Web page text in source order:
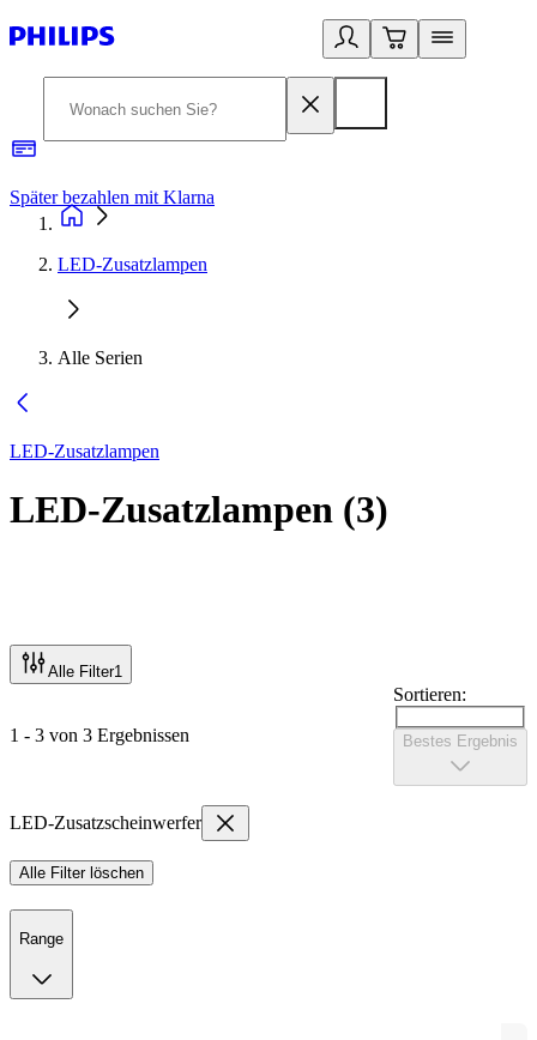
Später bezahlen mit Klarna
LED-Zusatzlampen
Alle Serien
LED-Zusatzlampen
LED-Zusatzlampen (3)
Alle Filter1
1 - 3 von 3 Ergebnissen
Sortieren:
Bestes Ergebnis
LED-Zusatzscheinwerfer
Alle Filter löschen
Range